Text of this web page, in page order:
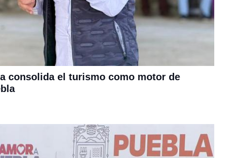
consolida el turismo como motor de